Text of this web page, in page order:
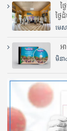
ថ្
ថ្ង
មេ
អ
មិន